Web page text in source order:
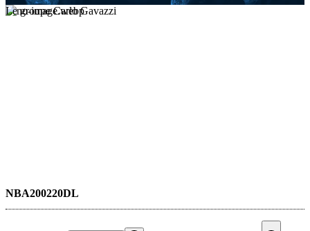
Le groupe Carlo Gavazzi
NBA200220DL